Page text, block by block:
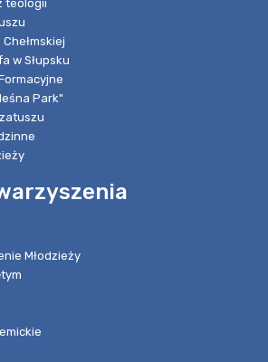
teologii
w Słupsku
Park"
Młodzieży